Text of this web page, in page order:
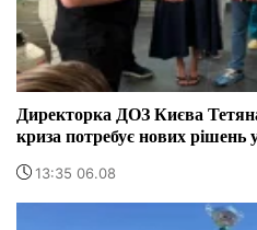
Директорка ДОЗ Києва
криза потребує нових рішень
13:35 06.08